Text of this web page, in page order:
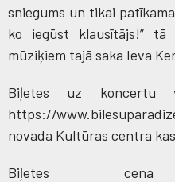
sniegums un tikai
ko iegūst klausītājs!”
mūziķiem tajā saka Ieva
Biļetes uz koncertu
https://
novada Kultūras centra
Biļetes